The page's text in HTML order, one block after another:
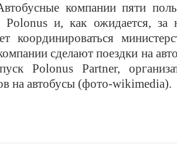
компании пяти
Polonus и, как ожидается, за
сделают поездки на
Polonus Partner,
на автобусы (фото-wikimedia).